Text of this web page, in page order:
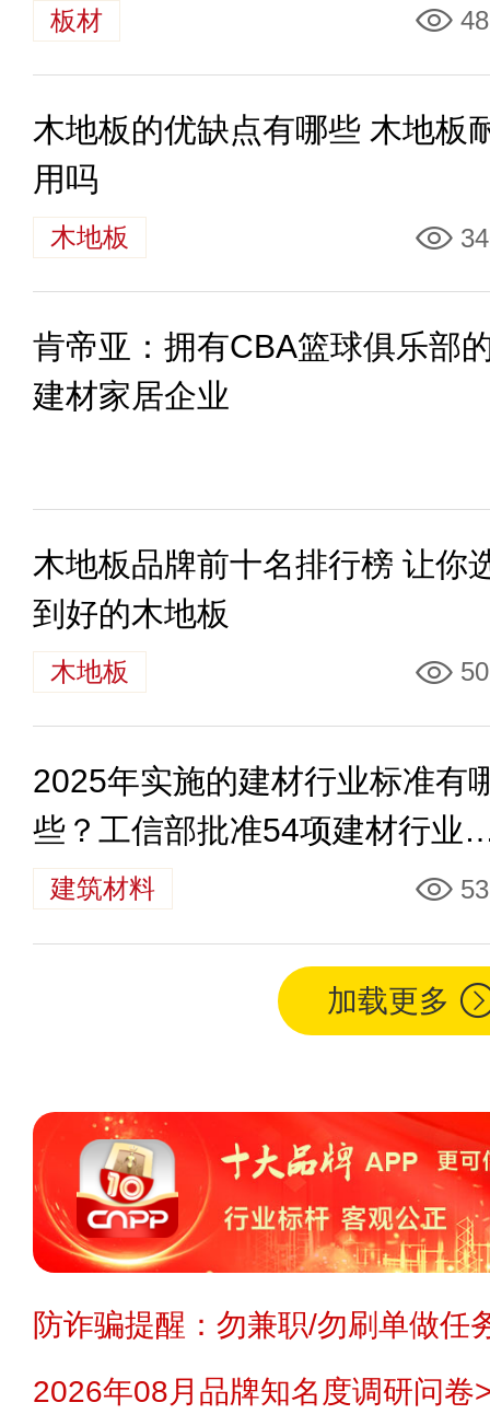
板材
木地板的优缺点有哪些 木地板
用吗
木地板
肯帝亚：拥有CBA篮球俱乐部
建材家居企业
木地板品牌前十名排行榜 让你
到好的木地板
木地板
2025年实施的建材行业标准有
些？工信部批准54项建材行业
准建筑材料
加载更多
防诈骗提醒：勿兼职/勿刷单做任
2026年08月品牌知名度调研问卷